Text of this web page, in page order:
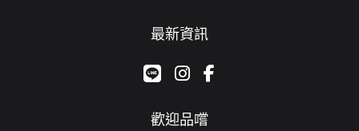
最新資訊
google-plus-g
instagram
歡迎品嚐